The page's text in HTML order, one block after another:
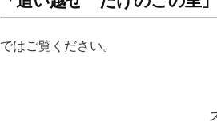
ではご覧ください。